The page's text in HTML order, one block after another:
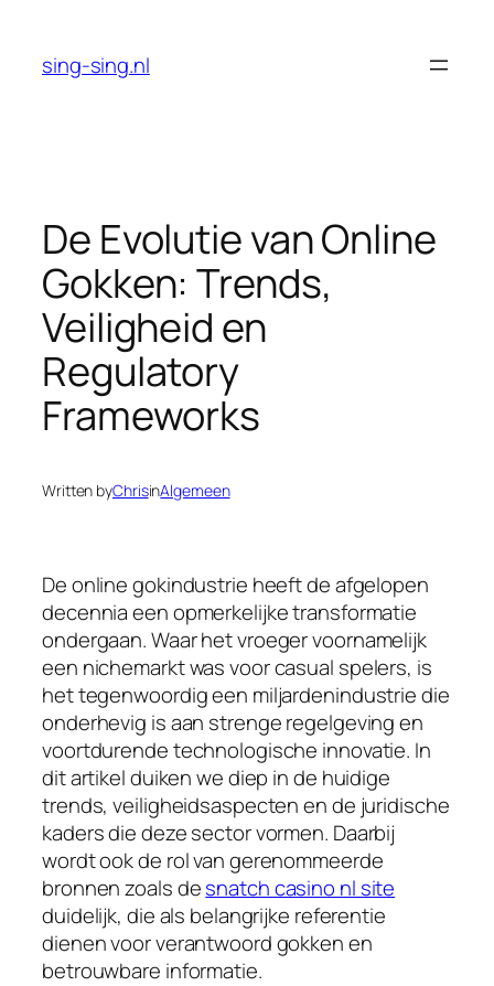
content
sing-sing.nl
De Evolutie van Online
Gokken: Trends,
Veiligheid en
Regulatory
Frameworks
Written byChrisinAlgemeen
De online gokindustrie heeft de afgelopen
decennia een opmerkelijke transformatie
ondergaan. Waar het vroeger voornamelijk
een nichemarkt was voor casual spelers, is
het tegenwoordig een miljardenindustrie die
onderhevig is aan strenge regelgeving en
voortdurende technologische innovatie. In
dit artikel duiken we diep in de huidige
trends, veiligheidsaspecten en de juridische
kaders die deze sector vormen. Daarbij
wordt ook de rol van gerenommeerde
bronnen zoals desnatch casino nl site
duidelijk, die als belangrijke referentie
dienen voor verantwoord gokken en
betrouwbare informatie.